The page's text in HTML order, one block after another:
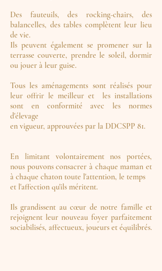
Des fauteuils, des rocking-chairs, des
balancelles, des tables complètent leur lieu
de vie.
Ils peuvent également se promener sur la
terrasse couverte, prendre le soleil, dormir
ou jouer à leur guise.
Tous les aménagements sont réalisés pour
leur offrir le meilleur et les installations
sont en conformité avec les normes
d'élevage
en vigueur, approuvées par la DDCSPP 81.
En limitant volontairement nos portées,
nous pouvons consacrer à chaque maman et
à chaque chaton toute l'attention, le temps
et l'affection qu'ils méritent.
Ils grandissent au cœur de notre famille et
rejoignent leur nouveau foyer parfaitement
sociabilisés, affectueux, joueurs et équilibrés.